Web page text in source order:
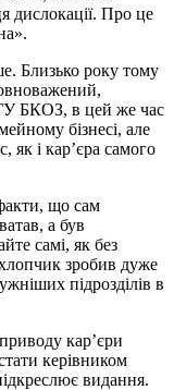
дислокації. Про це
Близько року тому
ГУ БКОЗ, в цей же час
бізнесі, але
як і кар’єра самого
що сам
а був
самі, як без
зробив дуже
підрозділів в
кар’єри
керівником
видання.